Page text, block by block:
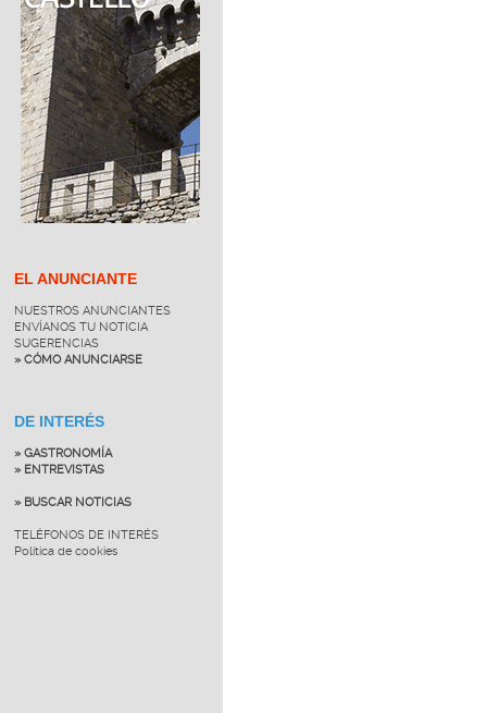
EL ANUNCIANTE
NUESTROS ANUNCIANTES
ENVÍANOS TU NOTICIA
SUGERENCIAS
» CÓMO ANUNCIARSE
DE INTERÉS
» GASTRONOMÍA
» ENTREVISTAS
» BUSCAR NOTICIAS
TELÉFONOS DE INTERÉS
Política de cookies